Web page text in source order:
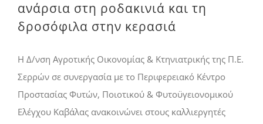
ανάρσια στη ροδακινιά και τη
δροσόφιλα στην κερασιά
H Δ/νση Αγροτικής Οικονομίας & Κτηνιατρικής της Π.Ε.
Σερρών σε συνεργασία με το Περιφερειακό Κέντρο
Προστασίας Φυτών, Ποιοτικού & Φυτοϋγειονομικού
Ελέγχου Καβάλας ανακοινώνει στους καλλιεργητές